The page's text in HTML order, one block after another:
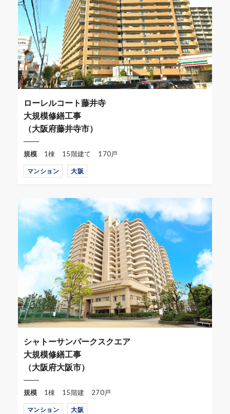
ローレルコート藤井寺
大規模修繕工事
（大阪府藤井寺市）
規模 1棟 15階建て 170戸
マンション 大阪
シャトーサンパークスクエア
大規模修繕工事
（大阪府大阪市）
規模 1棟 15階建 270戸
マンション 大阪